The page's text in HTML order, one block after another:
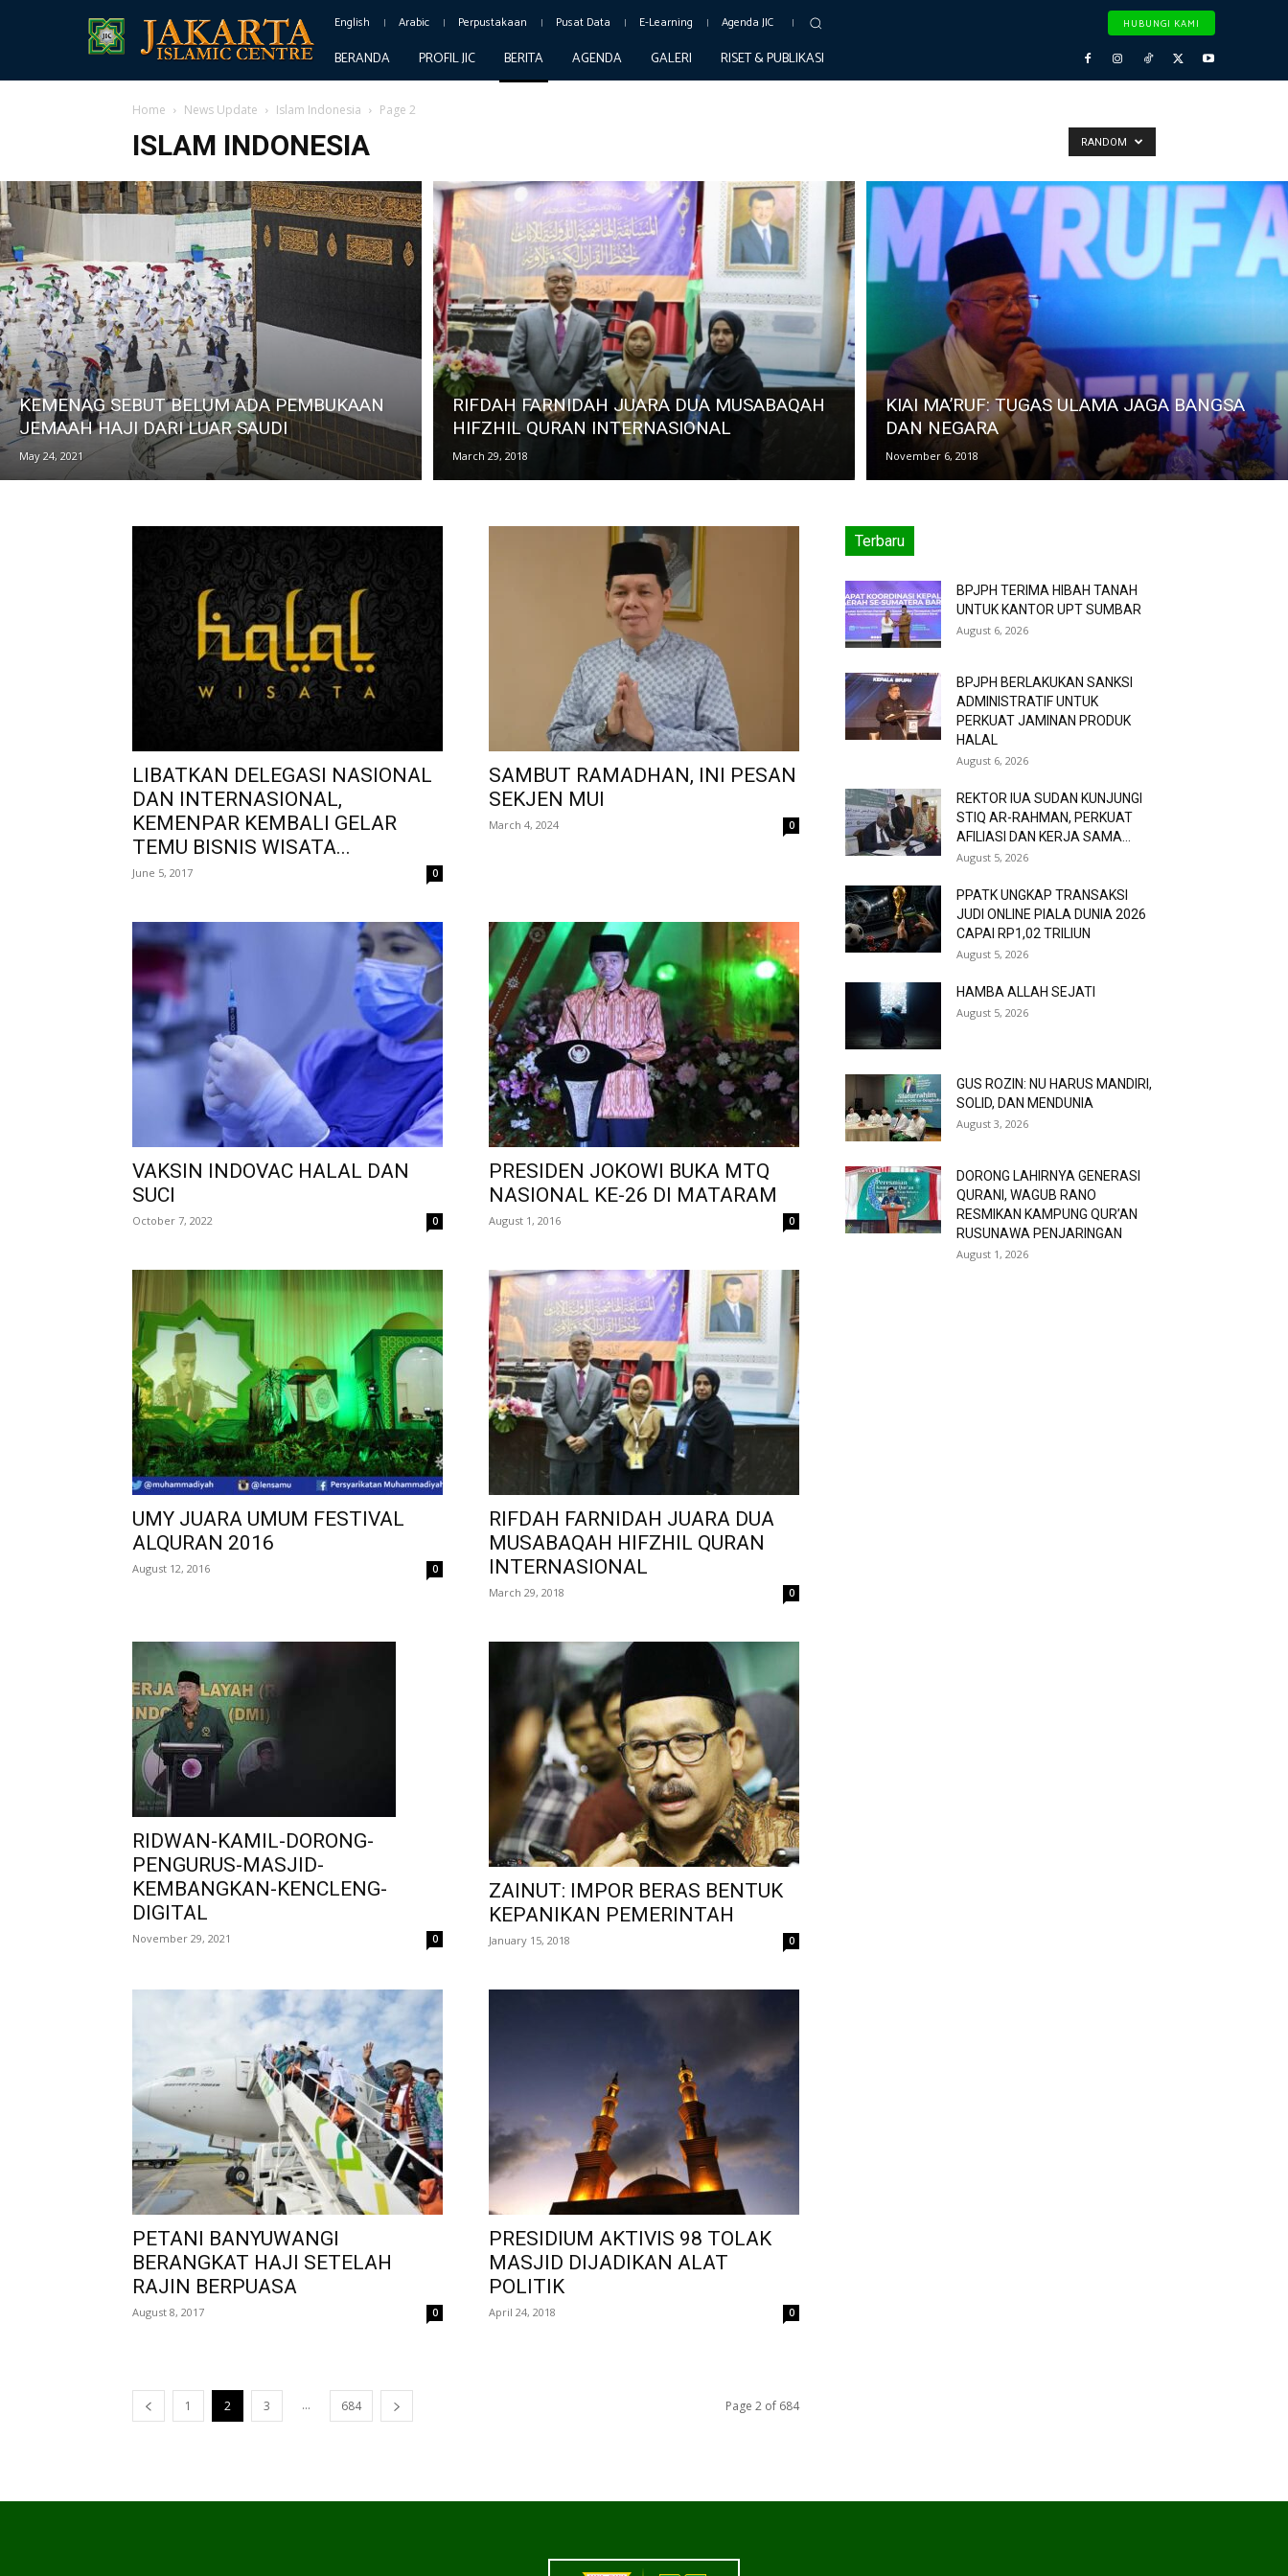
English Arabic Perpustakaan Pusat Data E-Learning Agenda JIC HUBUNGI KAMI
BERANDA PROFIL JIC BERITA AGENDA GALERI RISET & PUBLIKASI
Home News Update Islam Indonesia Page 2
ISLAM INDONESIA RANDOM
KEMENAG SEBUT BELUM ADA PEMBUKAAN
JEMAAH HAJI DARI LUAR SAUDI
May 24, 2021
RIFDAH FARNIDAH JUARA DUA MUSABAQAH
HIFZHIL QURAN INTERNASIONAL
March 29, 2018
KIAI MA’RUF: TUGAS ULAMA JAGA BANGSA
DAN NEGARA
November 6, 2018
LIBATKAN DELEGASI NASIONAL
DAN INTERNASIONAL,
KEMENPAR KEMBALI GELAR
TEMU BISNIS WISATA...
June 5, 2017 0
SAMBUT RAMADHAN, INI PESAN
SEKJEN MUI
March 4, 2024 0
VAKSIN INDOVAC HALAL DAN
SUCI
October 7, 2022 0
PRESIDEN JOKOWI BUKA MTQ
NASIONAL KE-26 DI MATARAM
August 1, 2016 0
UMY JUARA UMUM FESTIVAL
ALQURAN 2016
August 12, 2016 0
RIFDAH FARNIDAH JUARA DUA
MUSABAQAH HIFZHIL QURAN
INTERNASIONAL
March 29, 2018 0
RIDWAN-KAMIL-DORONG-
PENGURUS-MASJID-
KEMBANGKAN-KENCLENG-
DIGITAL
November 29, 2021 0
ZAINUT: IMPOR BERAS BENTUK
KEPANIKAN PEMERINTAH
January 15, 2018 0
PETANI BANYUWANGI
BERANGKAT HAJI SETELAH
RAJIN BERPUASA
August 8, 2017 0
PRESIDIUM AKTIVIS 98 TOLAK
MASJID DIJADIKAN ALAT
POLITIK
April 24, 2018 0
1 2 3 ... 684 Page 2 of 684
Terbaru
BPJPH TERIMA HIBAH TANAH
UNTUK KANTOR UPT SUMBAR
August 6, 2026
BPJPH BERLAKUKAN SANKSI
ADMINISTRATIF UNTUK
PERKUAT JAMINAN PRODUK
HALAL
August 6, 2026
REKTOR IUA SUDAN KUNJUNGI
STIQ AR-RAHMAN, PERKUAT
AFILIASI DAN KERJA SAMA...
August 5, 2026
PPATK UNGKAP TRANSAKSI
JUDI ONLINE PIALA DUNIA 2026
CAPAI RP1,02 TRILIUN
August 5, 2026
HAMBA ALLAH SEJATI
August 5, 2026
GUS ROZIN: NU HARUS MANDIRI,
SOLID, DAN MENDUNIA
August 3, 2026
DORONG LAHIRNYA GENERASI
QURANI, WAGUB RANO
RESMIKAN KAMPUNG QUR’AN
RUSUNAWA PENJARINGAN
August 1, 2026